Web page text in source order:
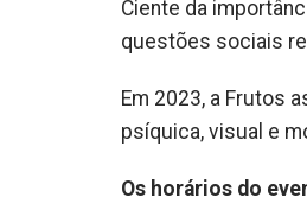
Ciente da
questões sociais
Em 2023, a Frutos
psíquica, visual e
Os horários do